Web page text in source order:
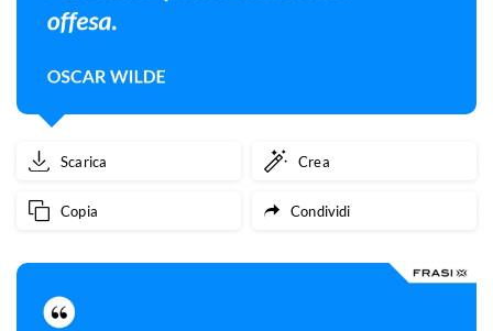
Scarica Crea
Copia Condividi